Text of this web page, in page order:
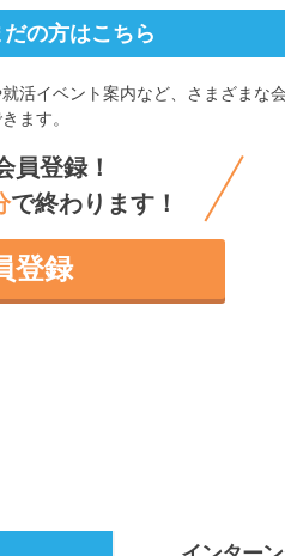
の方はこちら
活イベント案内など、さまざまな会
ます。
員登録！
で終わります！
登録